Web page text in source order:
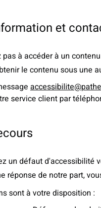
et
pas à accéder à un
le contenu sous une
service client par
un défaut d'accessibilité
réponse de notre part,
sont à votre disposition :